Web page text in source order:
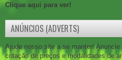
Clique aqui para ver!
ANÚNCIOS (ADVERTS)
Ajude nosso site a se manter!
cotação de preços e modalidades de